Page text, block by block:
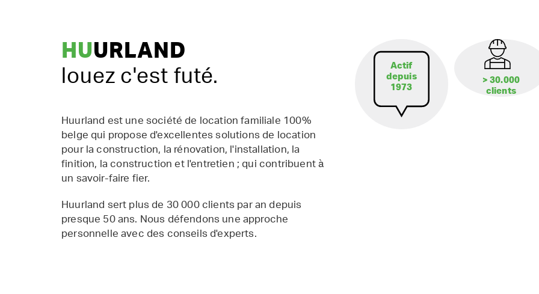
HUURLAND
louez c'est futé.
Huurland est une société de location familiale 100%
belge qui propose d'excellentes solutions de location
pour la construction, la rénovation, l'installation, la
finition, la construction et l'entretien ; qui contribuent à
un savoir-faire fier.
Huurland sert plus de 30 000 clients par an depuis
presque 50 ans. Nous défendons une approche
personnelle avec des conseils d'experts.
Actif
depuis
1973
> 30.000
clients